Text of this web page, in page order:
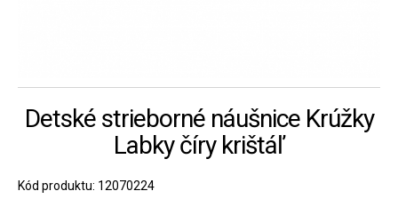
Detské strieborné náušnice Krúžky
Labky číry krištáľ
Kód produktu: 12070224